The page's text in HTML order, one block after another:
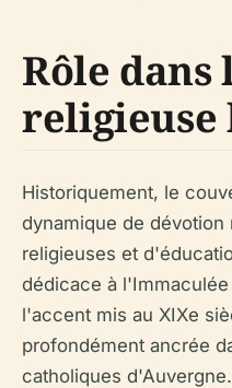
Rôle dans
religieuse
Historiquement, le
dynamique de
religieuses et
dédicace à
l'accent mis au XIXe
profondément ancrée
catholiques d'Auvergne.